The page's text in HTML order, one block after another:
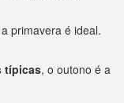
primavera é ideal.
típicas, o outono é a